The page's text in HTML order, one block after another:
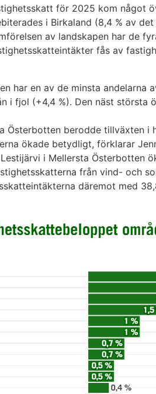
för 2025 kom något
i Birkaland (8,4 % av
av landskapen har de
fås av
har en av de minsta
i fjol (+4,4 %). Den näst största
Österbotten berodde tillväxten
ökade betydligt, förklarar
i Mellersta Österbotten
från vind- och
däremot med